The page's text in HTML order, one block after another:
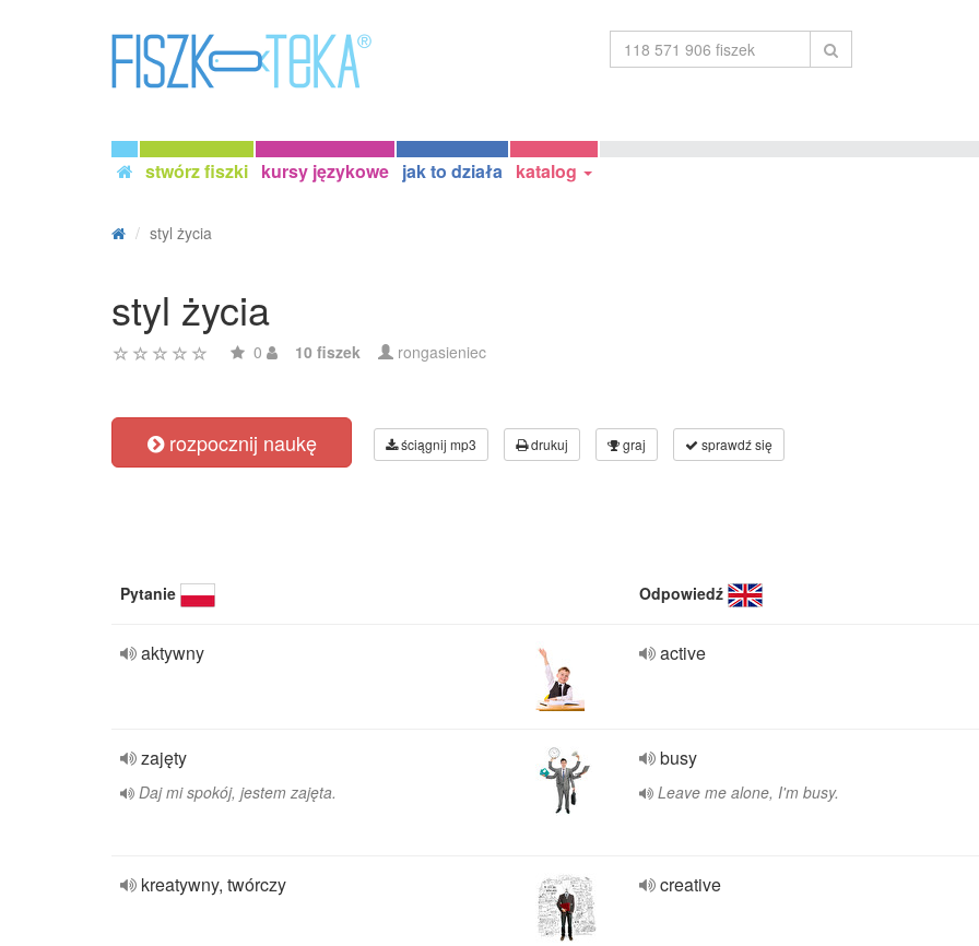
stwórz fiszki kursy językowe jak to działa katalog
styl życia
styl życia
0 10 fiszek rongasieniec
rozpocznij naukę ściągnij mp3 drukuj graj sprawdź się
Pytanie Odpowiedź
aktywny active
zajęty
Daj mi spokój, jestem zajęta.
busy
Leave me alone, I'm busy.
kreatywny, twórczy creative